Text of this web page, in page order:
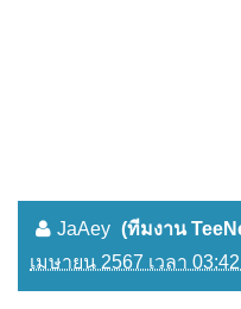
JaAey (ทีมงาน
เมษายน 2567 เวลา